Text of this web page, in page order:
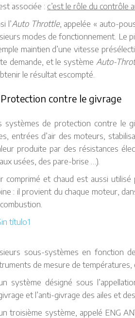
associée : c’est le rôle du contrôle
l’Auto Throttle, appelée « auto-
modes de fonctionnement. Le
maintien d’une vitesse
demande, et le système Auto-
le résultat escompté.
contre le givrage
systèmes de protection contre le
entrées d’air des moteurs,
produite par des résistances
usées, des pare-brise …).
comprimé et chaud est aussi
: il provient du chaque moteur,
sous-systèmes en fonction
de mesure de températures,
système désigné sous
et l’anti-givrage des ailes et
troisième système, appelé ENG